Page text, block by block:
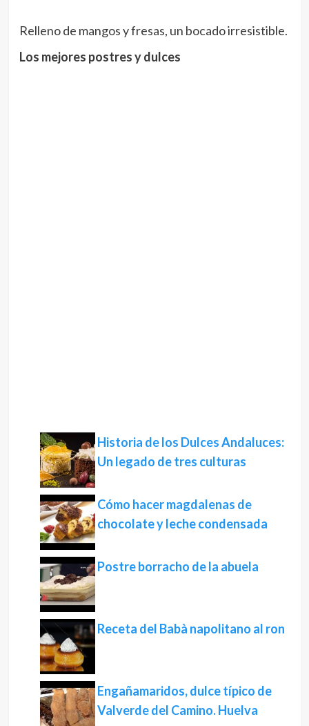
Relleno de mangos y fresas, un bocado irresistible.
Los mejores postres y dulces
Historia de los Dulces Andaluces:
Un legado de tres culturas
Cómo hacer magdalenas de
chocolate y leche condensada
Postre borracho de la abuela
Receta del Babà napolitano al ron
Engañamaridos, dulce típico de
Valverde del Camino. Huelva